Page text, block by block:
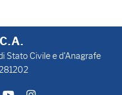
Stato Civile e d'Anagrafe